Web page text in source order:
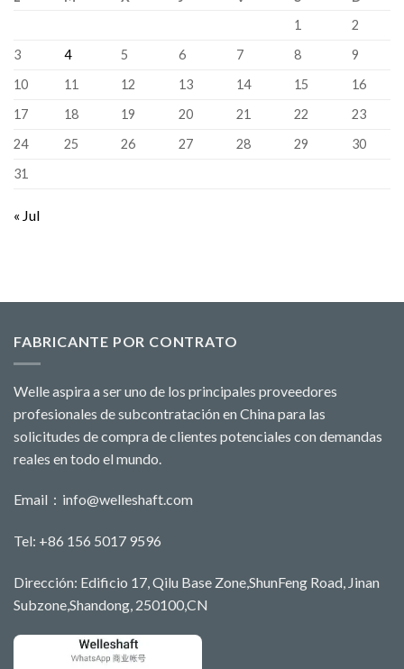
1
2
3
4 5 6 7 8
9
10
11 12 13 14 15
16
17
18 19 20 21 22
23
24
25 26 27 28 29
30
31
« Jul
FABRICANTE POR CONTRATO
Welle aspira a ser uno de los principales proveedores
profesionales de subcontratación en China para las
solicitudes de compra de clientes potenciales con demandas
reales en todo el mundo.
Email： info@welleshaft.com
Tel: +86 156 5017 9596
Dirección: Edificio 17, Qilu Base Zone,ShunFeng Road, Jinan
Subzone,Shandong, 250100,CN